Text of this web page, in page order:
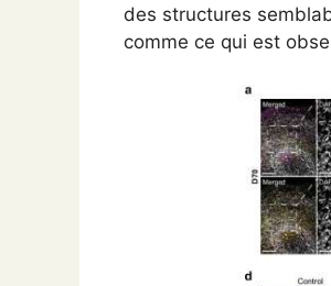
des structures
comme ce qui est